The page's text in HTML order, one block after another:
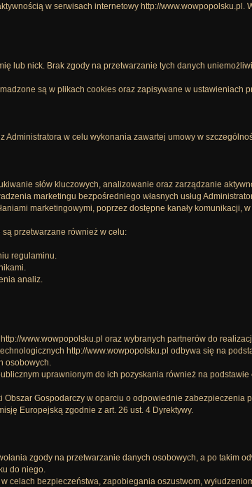
w serwisach internetowy http://www.wowpopolsku.pl.
lub nick. Brak zgody na przetwarzanie tych danych
są w plikach cookies oraz zapisywane w ustawieniach
Administratora w celu wykonania zawartej umowy w
słów kluczowych, analizowanie oraz zarządzanie
marketingu bezpośredniego własnych usług
marketingowymi, poprzez dostępne kanały komunikacji,
przetwarzane również w celu:
regulaminu.
analiz.
www.wowpopolsku.pl oraz wybranych partnerów do
http://www.wowpopolsku.pl odbywa się na
osobowych.
uprawnionym do ich pozyskania również na
Gospodarczy w oparciu o odpowiednie zabezpieczenia
Europejską zgodnie z art. 26 ust. 4 Dyrektywy.
zgody na przetwarzanie danych osobowych, a po takim
do niego.
celach bezpieczeństwa, zapobiegania oszustwom,